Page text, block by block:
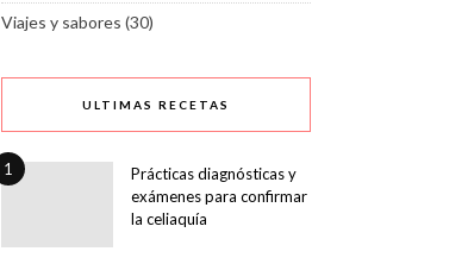
Viajes y sabores (30)
ULTIMAS RECETAS
1
Prácticas diagnósticas y
exámenes para confirmar
la celiaquía